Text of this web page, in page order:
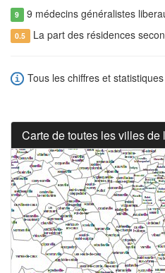
9 9 médecins généralistes
0.5 La part des résidences
Tous les chiffres et
Carte de toutes les villes